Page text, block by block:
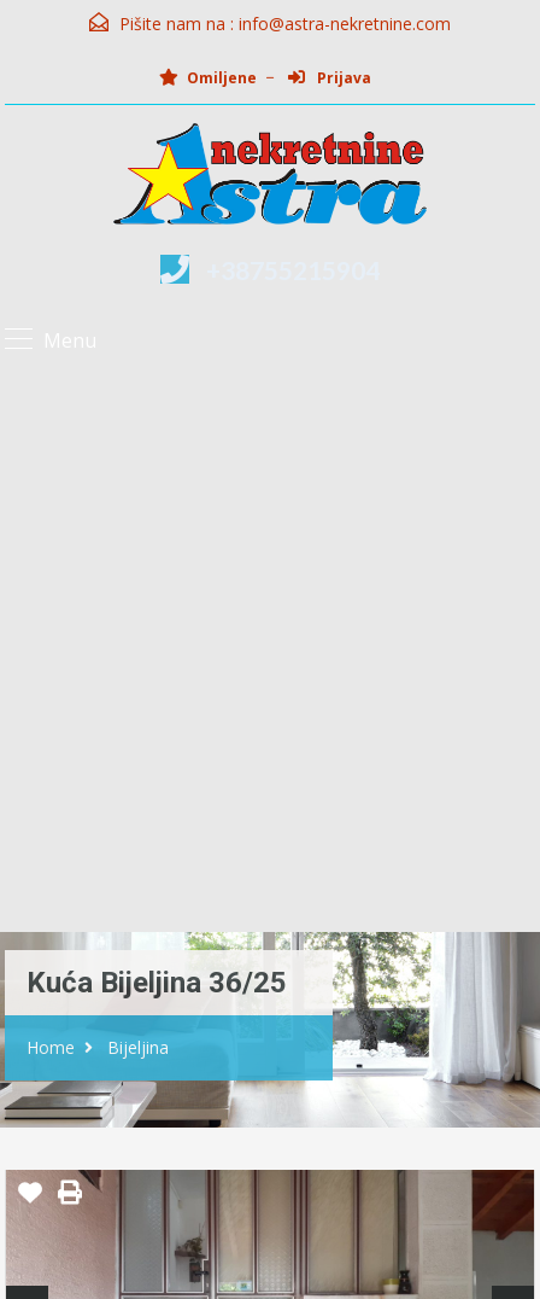
Pišite nam na : info@astra-nekretnine.com
Omiljene Prijava
Kuća Bijeljina 36/25
Home Bijeljina